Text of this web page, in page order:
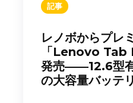
記事
レノボからプレ
「Lenovo Tab
発売――12.6型
の大容量バッテ